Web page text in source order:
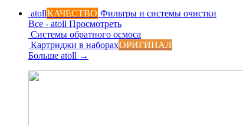
atollКАЧЕСТВО Фильтры и системы очистки
Все - atoll Просмотреть
Системы обратного осмоса
Картриджи в наборахОРИГИНАЛ
Больше atoll →